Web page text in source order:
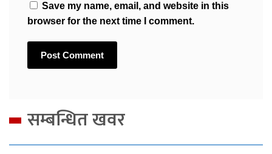
Save my name, email, and website in this
browser for the next time I comment.
सम्बन्धित खवर